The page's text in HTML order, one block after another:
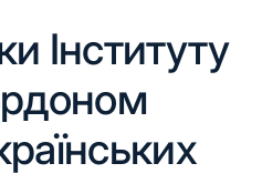
Інституту